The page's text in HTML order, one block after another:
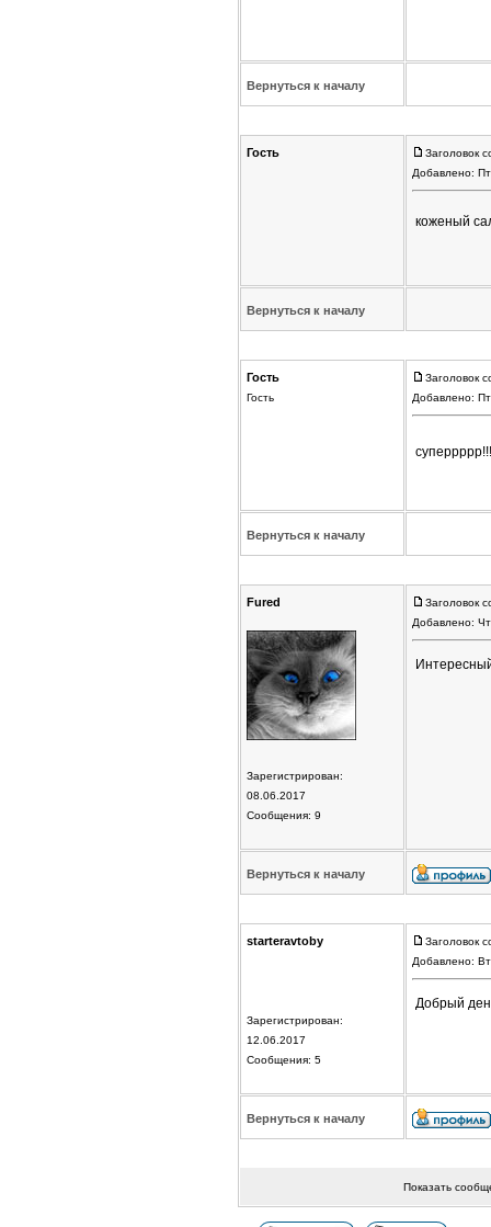
Вернуться к началу
Гость
Заголовок
Добавлено:
коженый
Вернуться к началу
Гость
Гость
Заголовок
Добавлено:
Вернуться к началу
Fured
Зарегистрирован:
08.06.2017
Сообщения: 9
Заголовок
Добавлено:
Вернуться к началу
starteravtoby
Зарегистрирован:
12.06.2017
Сообщения: 5
Заголовок
Добавлено:
Добрый
Вернуться к началу
Показать